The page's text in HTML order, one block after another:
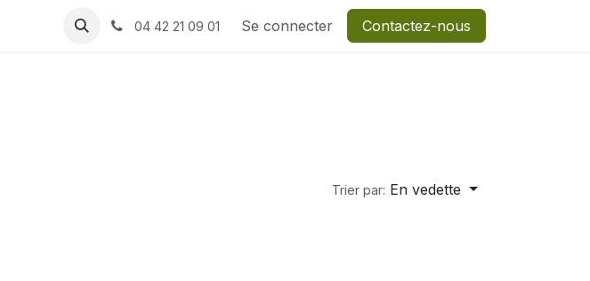
Recrutement04 42 21 09 01 Se connecter Contactez-nous
Trier par: En vedette